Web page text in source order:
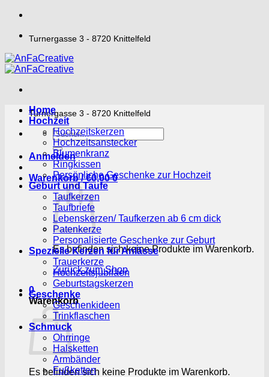
Zum
springenTurnergasse 3 - 8720 Knittelfeld
Turnergasse 3 - 8720 Knittelfeld
Suchen
nach:
Anmelden
Warenkorb /€0,00 0
Es befinden sich keine Produkte im Warenkorb.
Zurück zum Shop
0
Warenkorb
Es befinden sich keine Produkte im Warenkorb.
Home
Hochzeit
Hochzeitskerzen
Hochzeitsanstecker
Blumenkranz
Ringkissen
Persönliche Geschenke zur Hochzeit
Geburt und Taufe
Taufkerzen
Taufbriefe
Lebenskerzen/ Taufkerzen ab 6 cm dick
Patenkerze
Personalisierte Geschenke zur Geburt
Spezielle Kerzen für Anlässe
Trauerkerze
Hochzeitsjubiläen
Geburtstagskerzen
Geschenke
Geschenkideen
Trinkflaschen
Schmuck
Ohrringe
Halsketten
Armbänder
Fußketten